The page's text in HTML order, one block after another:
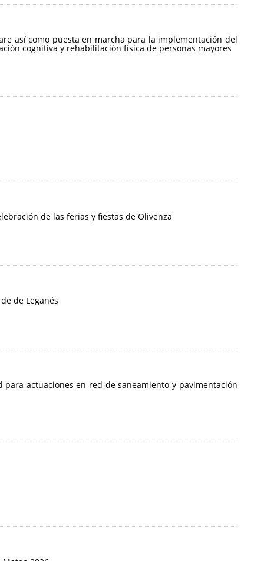
así como puesta en marcha para la implementación del
cognitiva y rehabilitación física de personas mayores
de las ferias y fiestas de Olivenza
de Leganés
actuaciones en red de saneamiento y pavimentación